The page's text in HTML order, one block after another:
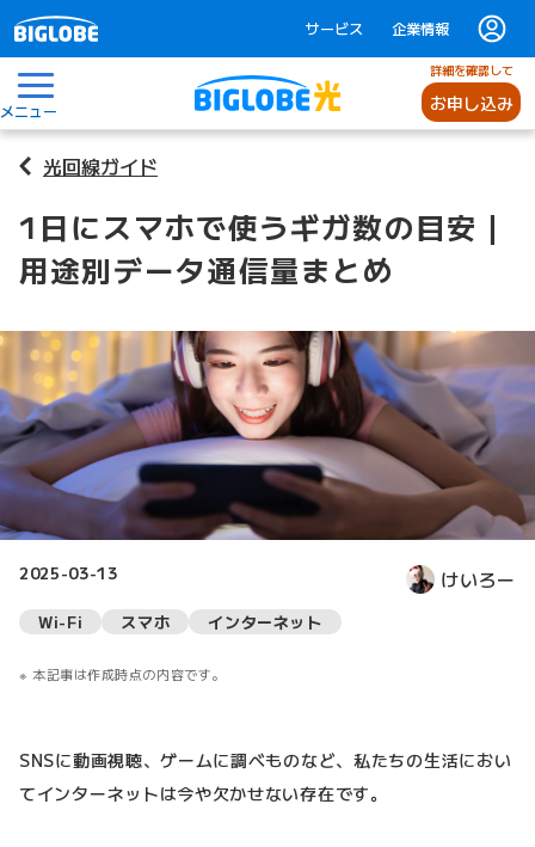
サービス 企業情報
メニュー
詳細を確認して
お申し込み
光回線ガイド
1日にスマホで使うギガ数の目安｜
用途別データ通信量まとめ
2025-03-13 けいろー
Wi-Fi スマホ インターネット
本記事は作成時点の内容です。
SNSに動画視聴、ゲームに調べものなど、私たちの生活におい
てインターネットは今や欠かせない存在です。